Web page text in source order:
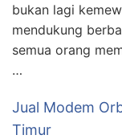
bukan lagi
mendukung
semua orang
…
Jual Modem
Timur